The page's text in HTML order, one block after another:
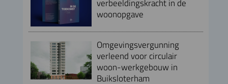
verbeeldingskracht in de
woonopgave
Omgevingsvergunning
verleend voor circulair
woon-werkgebouw in
Buiksloterham